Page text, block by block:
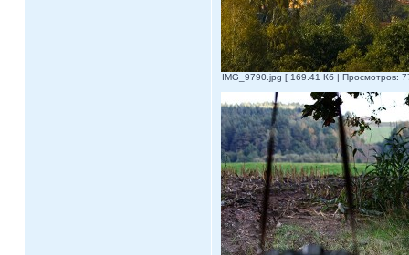
IMG_9790.jpg [ 169.41 Кб | Просмотров: